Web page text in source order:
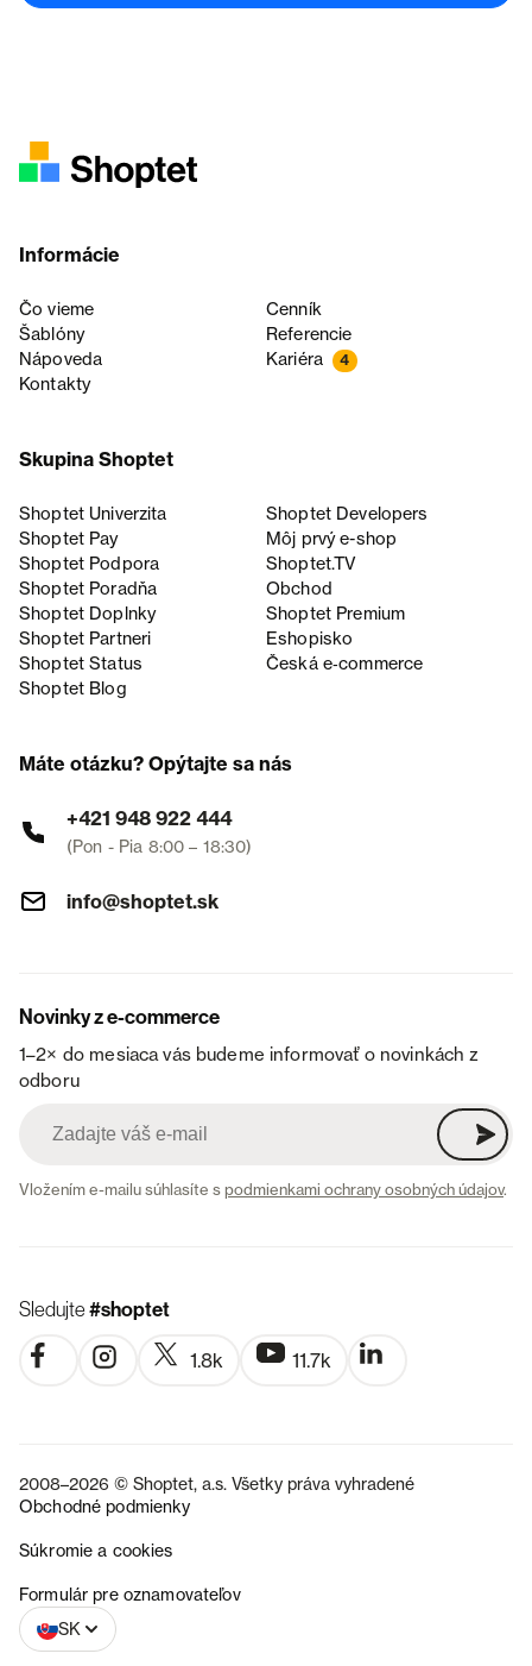
Informácie
Čo vieme
Cenník
Šablóny
Referencie
Nápoveda
Kariéra 4
Kontakty
Skupina Shoptet
Shoptet Univerzita
Shoptet Developers
Shoptet Pay
Môj prvý e-shop
Shoptet Podpora
Shoptet.TV
Shoptet Poradňa
Obchod
Shoptet Doplnky
Shoptet Premium
Shoptet Partneri
Eshopisko
Shoptet Status
Česká e‑commerce
Shoptet Blog
Máte otázku? Opýtajte sa nás
+421 948 922 444
(Pon - Pia 8:00 – 18:30)
info@shoptet.sk
Novinky z e-commerce
1–2× do mesiaca vás budeme informovať o novinkách z
odboru
Vložením e-mailu súhlasíte spodmienkami ochrany osobných údajov.
Sledujte#shoptet
1.8k 11.7k
2008–2026 © Shoptet, a.s. Všetky práva vyhradené
Obchodné podmienky
Súkromie a cookies
Formulár pre oznamovateľov
SK